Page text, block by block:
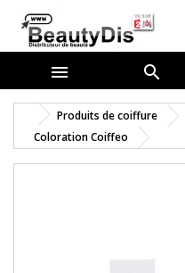
 
Produits de coiffure
Coloration Coiffeo